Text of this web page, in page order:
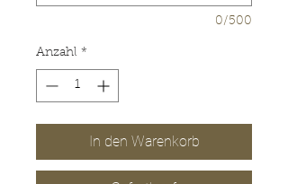
0/500
Anzahl *
In den Warenkorb